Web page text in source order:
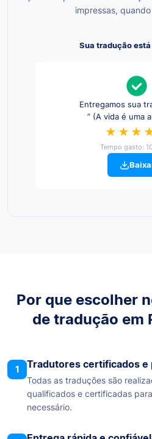
impressas,
Sua tradução
Entregamos sua
” (A vida é uma
Tempo gasto:
Por que escolher
de tradução em
1 Tradutores certificados e
Todas as traduções são
qualificados e certificadas
necessário.